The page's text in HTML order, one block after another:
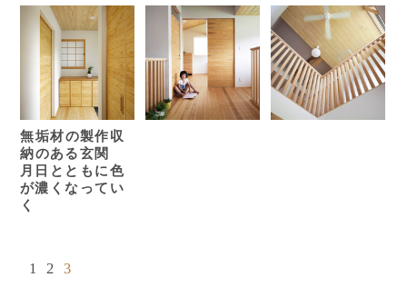
無垢材の製作収
納のある玄関
月日とともに色
が濃くなってい
く
1 2 3